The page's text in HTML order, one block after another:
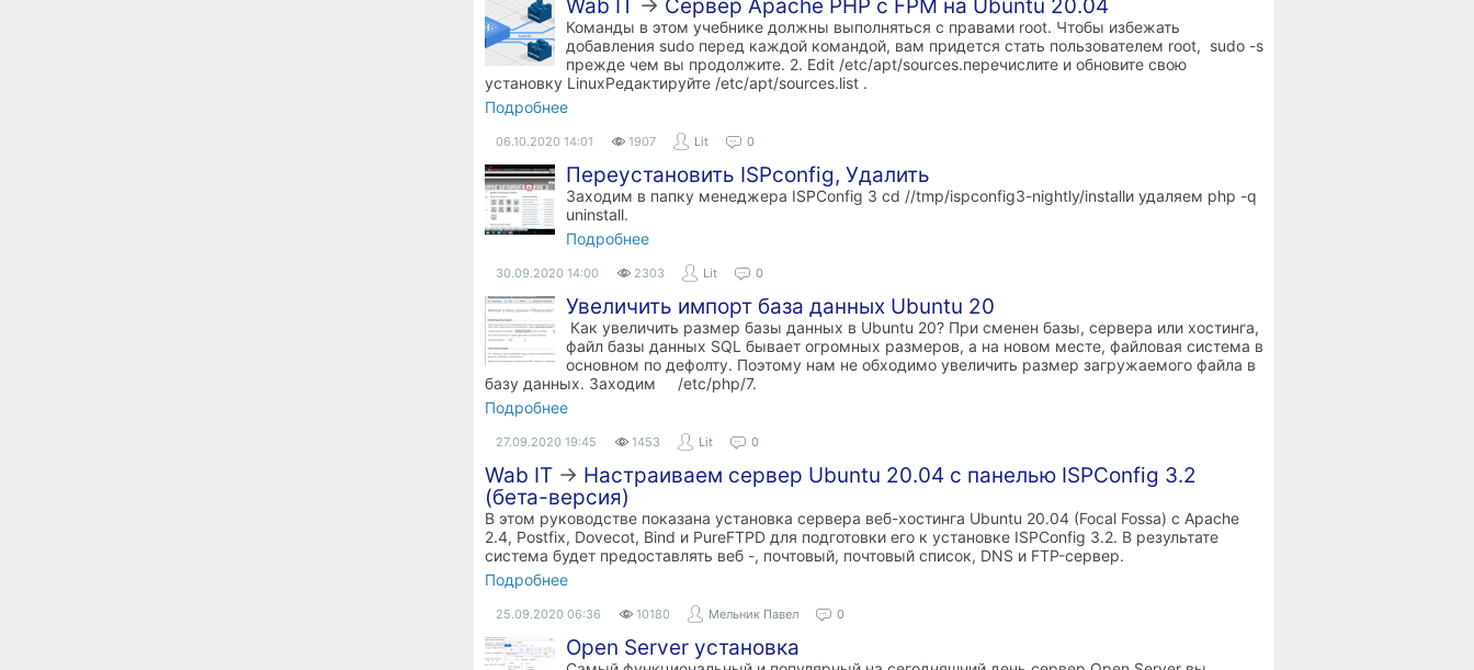
Wab IT → Сервер Apache PHP с FPM на Ubuntu 20.04
Команды в этом учебнике должны выполняться с правами root. Чтобы избежать
добавления sudo перед каждой командой, вам придется стать пользователем root, sudo -s
прежде чем вы продолжите. 2. Edit /etc/apt/sources.перечислите и обновите свою
установку LinuxРедактируйте /etc/apt/sources.list .
Подробнее
06.10.2020 14:01 1907 Lit 0
Переустановить ISPconfig, Удалить
Заходим в папку менеджера ISPConfig 3 cd //tmp/ispconfig3-nightly/installи удаляем php -q
uninstall.
Подробнее
30.09.2020 14:00 2303 Lit 0
Увеличить импорт база данных Ubuntu 20
Как увеличить размер базы данных в Ubuntu 20? При сменен базы, сервера или хостинга,
файл базы данных SQL бывает огромных размеров, а на новом месте, файловая система в
основном по дефолту. Поэтому нам не обходимо увеличить размер загружаемого файла в
базу данных. Заходим /etc/php/7.
Подробнее
27.09.2020 19:45 1453 Lit 0
Wab IT → Настраиваем сервер Ubuntu 20.04 с панелью ISPConfig 3.2
(бета-версия)
В этом руководстве показана установка сервера веб-хостинга Ubuntu 20.04 (Focal Fossa) с Apache
2.4, Postfix, Dovecot, Bind и PureFTPD для подготовки его к установке ISPConfig 3.2. В результате
система будет предоставлять веб -, почтовый, почтовый список, DNS и FTP-сервер.
Подробнее
25.09.2020 06:36 10180 Мельник Павел 0
Open Server установка